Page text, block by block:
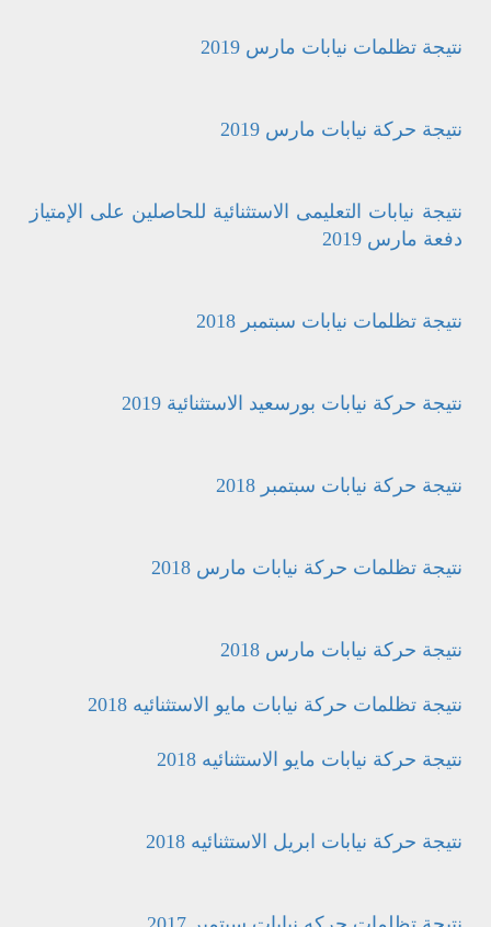
نتيجة تظلمات نيابات مارس 2019
نتيجة حركة نيابات مارس 2019
نتيجة نيابات التعليمى الاستثنائية للحاصلين على الإمتياز
دفعة مارس 2019
نتيجة تظلمات نيابات سبتمبر 2018
نتيجة حركة نيابات بورسعيد الاستثنائية 2019
نتيجة حركة نيابات سبتمبر 2018
نتيجة تظلمات حركة نيابات مارس 2018
نتيجة حركة نيابات مارس 2018
نتيجة تظلمات حركة نيابات مايو الاستثنائيه 2018
نتيجة حركة نيابات مايو الاستثنائيه 2018
نتيجة حركة نيابات ابريل الاستثنائيه 2018